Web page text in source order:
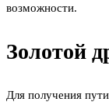
возможности.
Золотой
Для получения